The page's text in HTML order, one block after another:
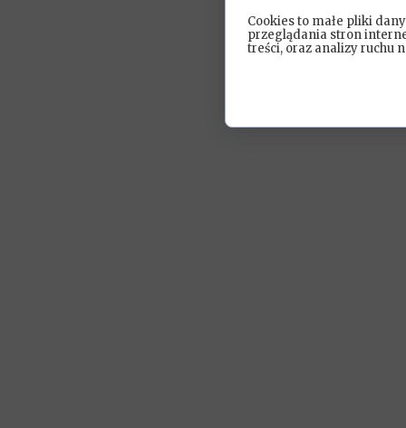
Cookies to małe pliki
przeglądania stron
treści, oraz analizy ruchu